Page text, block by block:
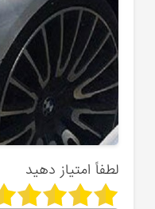
لطفاً امتیاز دهید